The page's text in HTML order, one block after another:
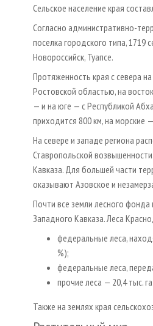
Сельское население края
Согласно административно-
поселка городского типа, 1719
Новороссийск, Туапсе.
Протяженность края с севера
Ростовской областью, на
— и на юге — с Республикой
приходится 800 км, на морские
На севере и западе региона
Ставропольской
Кавказа. Для большей части
оказывают Азовское и
Почти все земли лесного
Западного Кавказа. Леса
федеральные леса,
%);
федеральные леса,
прочие леса — 20,4 тыс.
Также на землях края